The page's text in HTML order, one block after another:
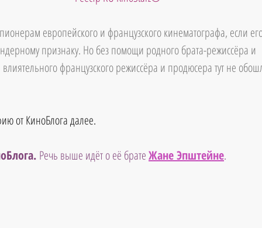
европейского и французского кинематографа, если
признаку. Но без помощи родного брата-режиссёра и
французского режиссёра и продюсера тут не
от КиноБлога далее.
Речь выше идёт о её брате Жане Эпштейне.